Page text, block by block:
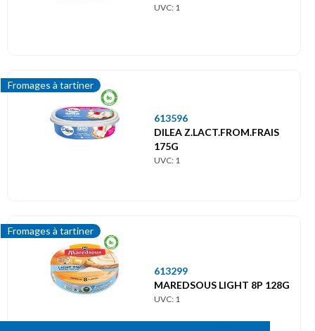
UVC: 1
Fromages à tartiner
613596
DILEA Z.LACT.FROM.FRAIS
175G
UVC: 1
Fromages à tartiner
613299
MAREDSOUS LIGHT 8P 128G
UVC: 1